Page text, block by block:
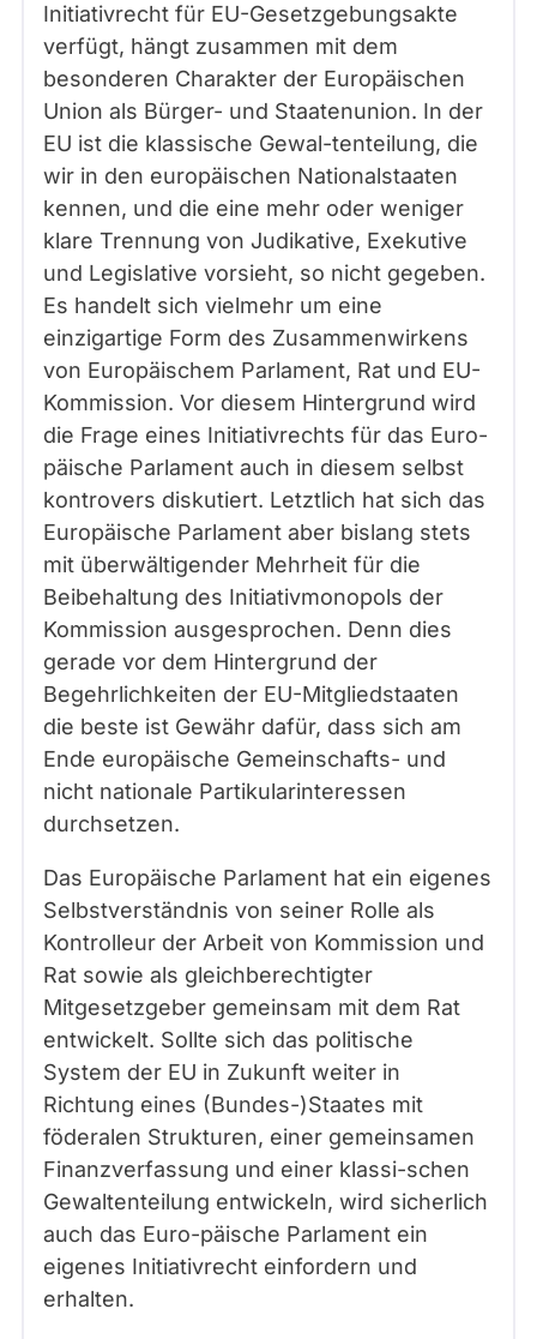
Initiativrecht für EU-Gesetzgebungsakte
verfügt, hängt zusammen mit dem
besonderen Charakter der Europäischen
Union als Bürger- und Staatenunion. In der
EU ist die klassische Gewal-tenteilung, die
wir in den europäischen Nationalstaaten
kennen, und die eine mehr oder weniger
klare Trennung von Judikative, Exekutive
und Legislative vorsieht, so nicht gegeben.
Es handelt sich vielmehr um eine
einzigartige Form des Zusammenwirkens
von Europäischem Parlament, Rat und EU-
Kommission. Vor diesem Hintergrund wird
die Frage eines Initiativrechts für das Euro-
päische Parlament auch in diesem selbst
kontrovers diskutiert. Letztlich hat sich das
Europäische Parlament aber bislang stets
mit überwältigender Mehrheit für die
Beibehaltung des Initiativmonopols der
Kommission ausgesprochen. Denn dies
gerade vor dem Hintergrund der
Begehrlichkeiten der EU-Mitgliedstaaten
die beste ist Gewähr dafür, dass sich am
Ende europäische Gemeinschafts- und
nicht nationale Partikularinteressen
durchsetzen.
Das Europäische Parlament hat ein eigenes
Selbstverständnis von seiner Rolle als
Kontrolleur der Arbeit von Kommission und
Rat sowie als gleichberechtigter
Mitgesetzgeber gemeinsam mit dem Rat
entwickelt. Sollte sich das politische
System der EU in Zukunft weiter in
Richtung eines (Bundes-)Staates mit
föderalen Strukturen, einer gemeinsamen
Finanzverfassung und einer klassi-schen
Gewaltenteilung entwickeln, wird sicherlich
auch das Euro-päische Parlament ein
eigenes Initiativrecht einfordern und
erhalten.